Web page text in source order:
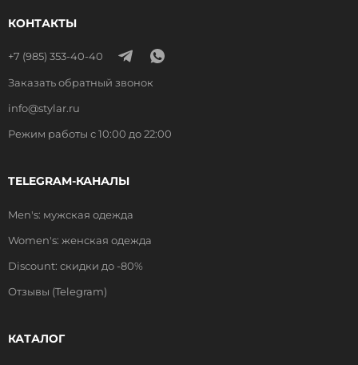
КОНТАКТЫ
+7 (985) 353-40-40
Заказать обратный звонок
info@stylar.ru
Режим работы с 10:00 до 22:00
TELEGRAM-КАНАЛЫ
Men's: мужская одежда
Women's: женская одежда
Discount: скидки до -80%
Отзывы (Telegram)
КАТАЛОГ